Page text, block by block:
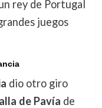
rey de Portugal
juegos
dio otro giro
de Pavía de